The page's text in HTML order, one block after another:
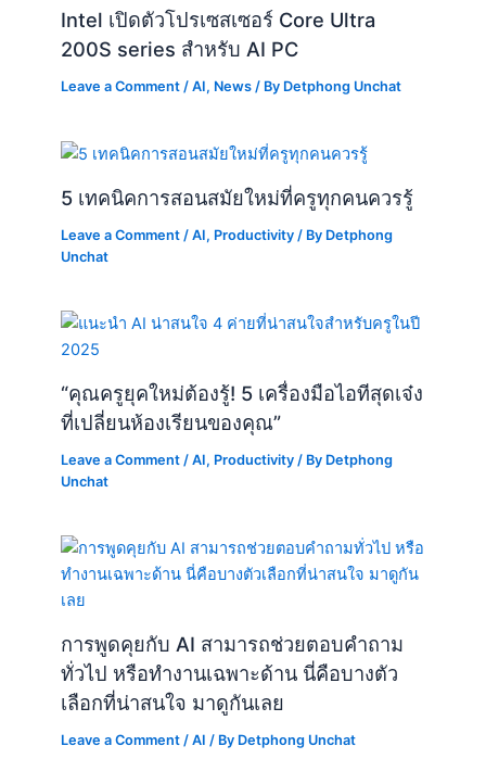
Intel เปิดตัวโปรเซสเซอร์ Core Ultra
200S series สำหรับ AI PC
Leave a Comment /AI, News / By Detphong Unchat
5 เทคนิคการสอนสมัยใหม่ที่ครูทุกคนควรรู้
Leave a Comment /AI, Productivity / By Detphong
Unchat
“คุณครูยุคใหม่ต้องรู้! 5 เครื่องมือไอทีสุดเจ๋ง
ที่เปลี่ยนห้องเรียนของคุณ”
Leave a Comment /AI, Productivity / By Detphong
Unchat
การพูดคุยกับ AI สามารถช่วยตอบคำถาม
ทั่วไป หรือทำงานเฉพาะด้าน นี่คือบางตัว
เลือกที่น่าสนใจ มาดูกันเลย
Leave a Comment /AI / By Detphong Unchat